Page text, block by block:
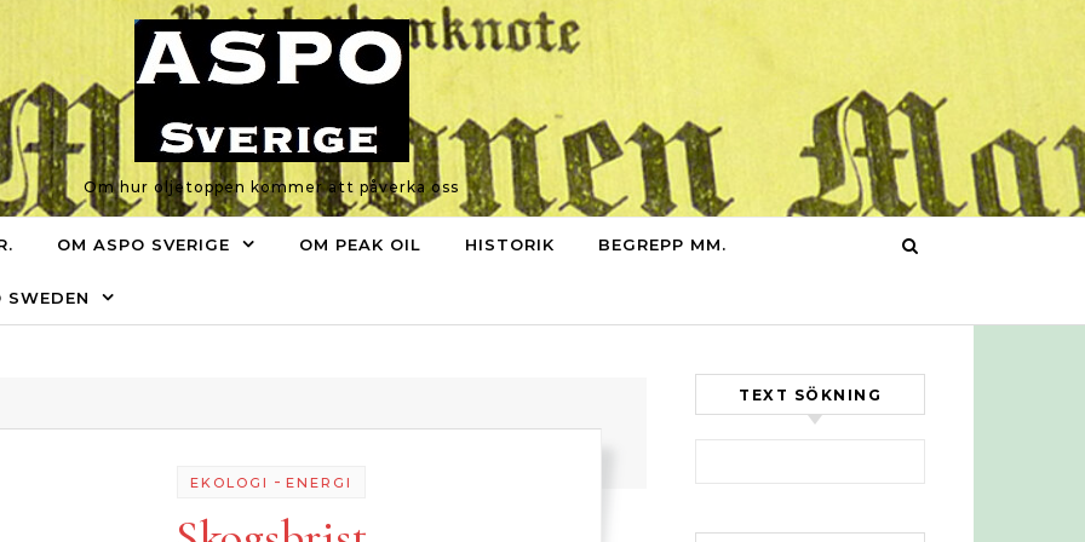
Om hur oljetoppen kommer att påverka oss
OM ASPO SVERIGE OM PEAK OIL HISTORIK BEGREPP MM.
EKOLOGI - ENERGI
TEXT SÖKNING